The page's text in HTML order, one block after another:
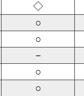
◇
○
○
－
○
○